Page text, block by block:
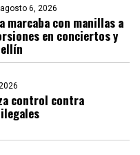
agosto 6, 2026
marcaba con manillas a
en conciertos y
control contra